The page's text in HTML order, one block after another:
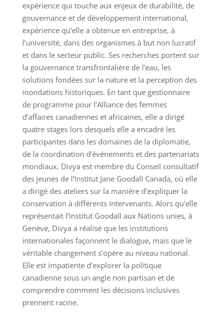
expérience qui touche aux enjeux de durabilité, de
gouvernance et de développement international,
expérience qu’elle a obtenue en entreprise, à
l’université, dans des organismes à but non lucratif
et dans le secteur public. Ses recherches portent sur
la gouvernance transfrontalière de l’eau, les
solutions fondées sur la nature et la perception des
inondations historiques. En tant que gestionnaire
de programme pour l’Alliance des femmes
d’affaires canadiennes et africaines, elle a dirigé
quatre stages lors desquels elle a encadré les
participantes dans les domaines de la diplomatie,
de la coordination d’événements et des partenariats
mondiaux. Divya est membre du Conseil consultatif
des jeunes de l’Institut Jane Goodall Canada, où elle
a dirigé des ateliers sur la manière d’expliquer la
conservation à différents intervenants. Alors qu’elle
représentait l’Institut Goodall aux Nations unies, à
Genève, Divya a réalisé que les institutions
internationales façonnent le dialogue, mais que le
véritable changement s’opère au niveau national.
Elle est impatiente d’explorer la politique
canadienne sous un angle non partisan et de
comprendre comment les décisions inclusives
prennent racine.